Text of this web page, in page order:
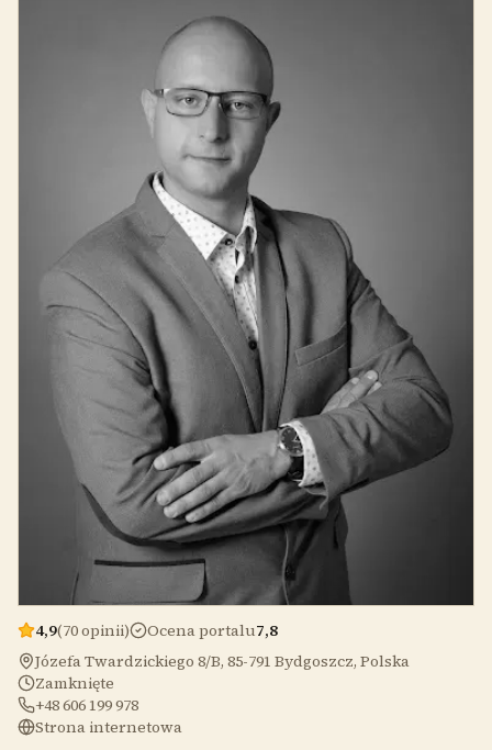
4,9(70 opinii) Ocena portalu7,8
Józefa Twardzickiego 8/B, 85-791 Bydgoszcz, Polska
Zamknięte
+48 606 199 978
Strona internetowa